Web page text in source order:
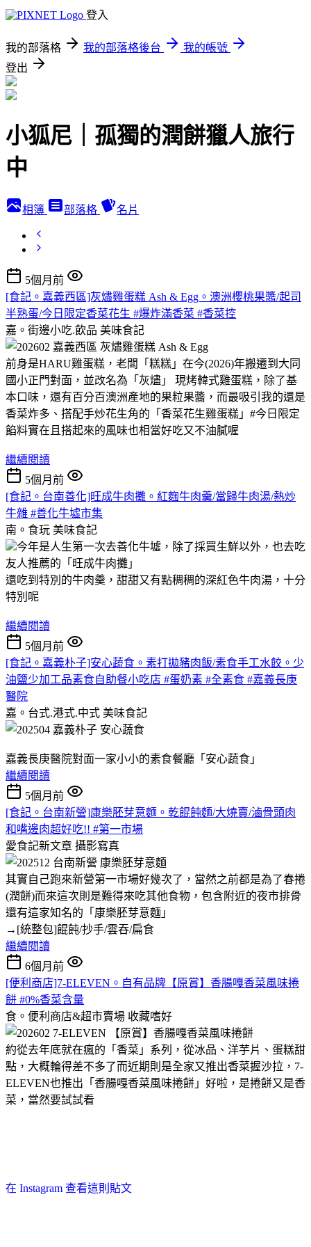
登入
我的部落格 我的部落格後台
我的帳號
登出
小狐尼｜孤獨的潤餅獵人旅行
中
相簿 部落格 名片
5個月前
[食記。嘉義西區]灰燼雞蛋糕 Ash & Egg。澳洲櫻桃果醬/起司
半熟蛋/今日限定香菜花生 #爆炸滿香菜 #香菜控
嘉。街邊小吃.飲品 美味食記
前身是HARU雞蛋糕，老闆「糕糕」在今(2026)年搬遷到大同
國小正門對面，並改名為「灰燼」 現烤韓式雞蛋糕，除了基
本口味，還有百分百澳洲產地的果粒果醬，而最吸引我的還是
香菜炸多、搭配手炒花生角的「香菜花生雞蛋糕」#今日限定
餡料實在且搭起來的風味也相當好吃又不油膩喔
繼續閱讀
5個月前
[食記。台南善化]旺成牛肉攤。紅麴牛肉羹/當歸牛肉湯/熱炒
牛雜 #善化牛墟市集
南。食玩 美味食記
今年是人生第一次去善化牛墟，除了採買生鮮以外，也去吃
友人推薦的「旺成牛肉攤」
還吃到特別的牛肉羹，甜甜又有點稠稠的深紅色牛肉湯，十分
特別呢
繼續閱讀
5個月前
[食記。嘉義朴子]安心蔬食。素打拋豬肉飯/素食手工水餃。少
油鹽少加工品素食自助餐小吃店 #蛋奶素 #全素食 #嘉義長庚
醫院
嘉。台式.港式.中式 美味食記
嘉義長庚醫院對面一家小小的素食餐廳「安心蔬食」
繼續閱讀
5個月前
[食記。台南新營]康樂胚芽意麵。乾餛飩麵/大燒賣/滷骨頭肉
和嘴邊肉超好吃!! #第一市場
愛食記新文章 攝影寫真
其實自己跑來新營第一市場好幾次了，當然之前都是為了春捲
(潤餅)而來這次則是難得來吃其他食物，包含附近的夜市排骨
還有這家知名的「康樂胚芽意麵」
→[統整包]餛飩/抄手/雲吞/扁食
繼續閱讀
6個月前
[便利商店]7-ELEVEN。自有品牌【原賞】香腸嘎香菜風味捲
餅 #0%香菜含量
食。便利商店&超市賣場 收藏嗜好
約從去年底就在瘋的「香菜」系列，從冰品、洋芋片、蛋糕甜
點，大概輪得差不多了而近期則是全家又推出香菜握沙拉，7-
ELEVEN也推出「香腸嘎香菜風味捲餅」好啦，是捲餅又是香
菜，當然要試試看
在 Instagram 查看這則貼文